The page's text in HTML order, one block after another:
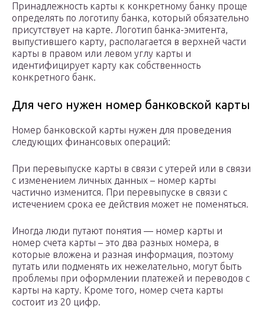
Принадлежность карты к конкретному банку проще
определять по логотипу банка, который обязательно
присутствует на карте. Логотип банка-эмитента,
выпустившего карту, располагается в верхней части
карты в правом или левом углу карты и
идентифицирует карту как собственность
конкретного банк.
Для чего нужен номер банковской карты
Номер банковской карты нужен для проведения
следующих финансовых операций:
При перевыпуске карты в связи с утерей или в связи
с изменением личных данных – номер карты
частично изменится. При перевыпуске в связи с
истечением срока ее действия может не поменяться.
Иногда люди путают понятия — номер карты и
номер счета карты – это два разных номера, в
которые вложена и разная информация, поэтому
путать или подменять их нежелательно, могут быть
проблемы при оформлении платежей и переводов с
карты на карту. Кроме того, номер счета карты
состоит из 20 цифр.